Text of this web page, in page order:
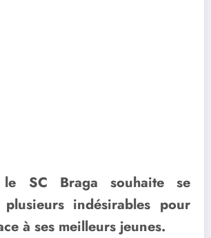
SC Braga souhaite se
indésirables pour
à ses meilleurs jeunes.